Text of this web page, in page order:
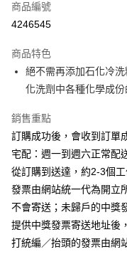
超商取貨付款
貨到付款
全家取貨付款
7-11取貨付款
每筆NT$65，滿NT$999(
每筆NT$100，滿
商品編號
4246545
商品特色
絕不需再添加石化冷
化洗劑中各種化學成
銷售重點
訂購成功後，會收到訂單
宅配：週一到週六正常配
從訂購到送達，約2-3個
發票由網站統一代為開立
不會寄送；未歸戶的中獎
提供中獎發票寄送地址後
打統編／抬頭的發票由網